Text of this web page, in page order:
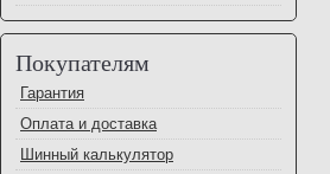
Покупателям
Гарантия
Оплата и доставка
Шинный калькулятор